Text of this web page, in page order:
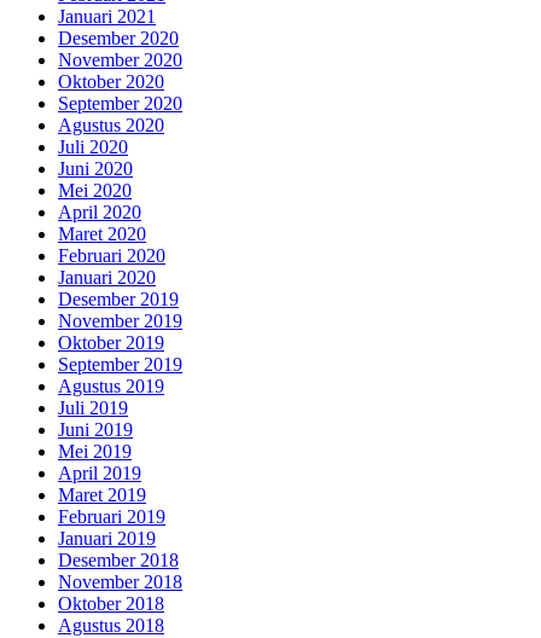
Januari 2021
Desember 2020
November 2020
Oktober 2020
September 2020
Agustus 2020
Juli 2020
Juni 2020
Mei 2020
April 2020
Maret 2020
Februari 2020
Januari 2020
Desember 2019
November 2019
Oktober 2019
September 2019
Agustus 2019
Juli 2019
Juni 2019
Mei 2019
April 2019
Maret 2019
Februari 2019
Januari 2019
Desember 2018
November 2018
Oktober 2018
Agustus 2018